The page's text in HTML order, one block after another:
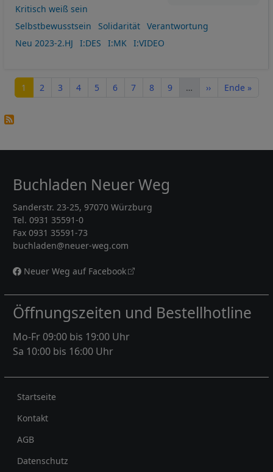
Kritisch weiß sein
Selbstbewusstsein
Solidarität
Verantwortung
Neu 2023-2.HJ
I:DES I:MK I:VIDEO
Seite
1 Seite
2 Seite
3 Seite
4 Seite
5 Seite
6 Seite
7 Seite
8 Seite
9 … Nächste Seite
›› Letzte Seite
Ende »
Buchladen Neuer Weg
Sanderstr. 23-25, 97070 Würzburg
Tel. 0931 35591-0
Fax 0931 35591-73
buchladen@neuer-weg.com
Neuer Weg auf Facebook
Öffnungszeiten und Bestellhotline
Mo-Fr 09:00 bis 19:00 Uhr
Sa 10:00 bis 16:00 Uhr
Rechtliches
Startseite
Kontakt
AGB
Datenschutz